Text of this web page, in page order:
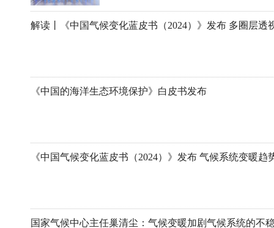
《中国的海洋生态环境保护》白皮书发布
《中国气候变化蓝皮书（2024）》发布 气候系统变暖趋